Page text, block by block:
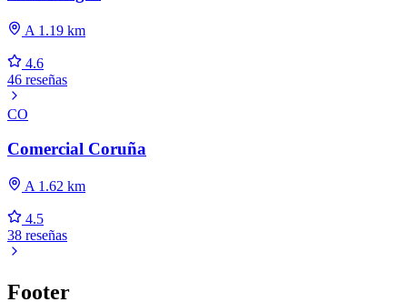
A 1.19 km
4.6
46 reseñas
CO
Comercial Coruña
A 1.62 km
4.5
38 reseñas
Footer